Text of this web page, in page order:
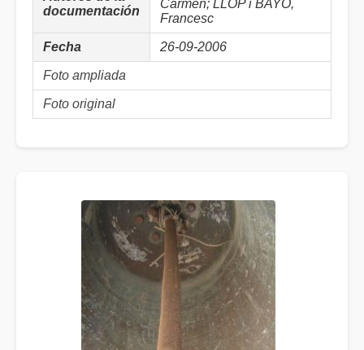
documentación
Carmen; LLOP i BAYO,
Francesc
Fecha 26-09-2006
Foto ampliada
Foto original